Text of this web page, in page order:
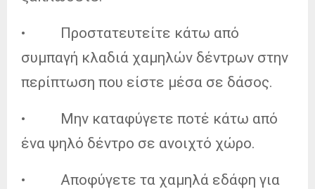
• Προστατευτείτε κάτω από
συμπαγή κλαδιά χαμηλών δέντρων στην
περίπτωση που είστε μέσα σε δάσος.
• Μην καταφύγετε ποτέ κάτω από
ένα ψηλό δέντρο σε ανοιχτό χώρο.
• Αποφύγετε τα χαμηλά εδάφη για